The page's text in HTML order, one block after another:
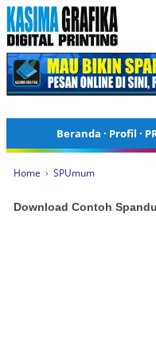
Beranda · Profil ·
Home › SPUmum
Download Contoh